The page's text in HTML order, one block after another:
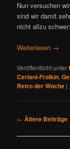
Nun versuchen
sind wir damit
nicht allzu schwer:
Weiterlesen →
Veröffentlicht unter
Ceriani-Frolkin,
Retro der Woche |
B
i
← Ältere Beiträge